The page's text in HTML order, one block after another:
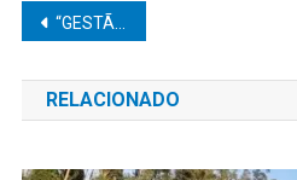
Navegação
de
Post
“GESTÃO DIOGO CESCHIM COLOCA POMPEIA ENTRE AS CIDADES COM MELHOR CONTROLE DA DENGUE NA REGIÃO”
RELACIONADO